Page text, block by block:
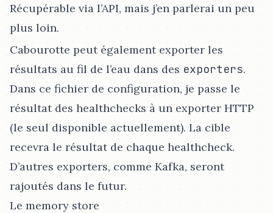
Récupérable via l’API, mais j’en parlerai un peu
plus loin.
Cabourotte peut également exporter les
résultats au fil de l’eau dans des exporters.
Dans ce fichier de configuration, je passe le
résultat des healthchecks à un exporter HTTP
(le seul disponible actuellement). La cible
recevra le résultat de chaque healthcheck.
D’autres exporters, comme Kafka, seront
rajoutés dans le futur.
Le memory store